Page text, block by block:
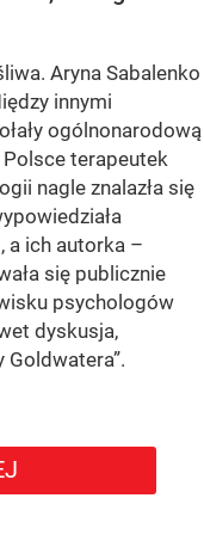
Aryna Sabalenko
innymi
ogólnonarodową
Polsce terapeutek
nagle znalazła się
a ich autorka –
się publicznie
psychologów
dyskusja,
Goldwatera”.